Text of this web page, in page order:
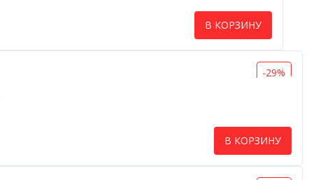
В КОРЗИНУ
-29%
В КОРЗИНУ